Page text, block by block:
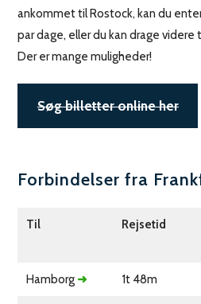
ankommet til Rostock, kan du
par dage, eller du kan drage
Der er mange muligheder!
Søg billetter online her
Forbindelser fra
Til Rejsetid
Hamborg ➜ 1t 48m